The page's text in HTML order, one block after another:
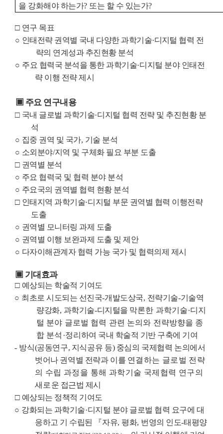
을 강화해야 하는가? 또는 할 수 있는가?
□ 연구 목표
○ 인태전략 권역별 국내 다양한 과학기술·디지털 협력 전
략의 연계성과 추진현황 분석
○ 주요 협력국 분석을 통한 과학기술·디지털 분야 인태전
략 이행 전략 제시
▣ 주요 연구내용
□ 국내 글로벌 과학기술·디지털 협력 전략 및 추진현황 분
석
○ 집중 권역 및 국가, 기술 분석
○ 소외분야/지역 및 구체화 필요 부분 도출
□ 권역별 분석
○ 주요 협력국 및 협력 분야 분석
○ 주요국의 권역별 협력 현황 분석
□ 인태지역 과학기술·디지털 부문 권역별 협력 이행전략
도출
○ 권역별 모니터링 과제 도출
○ 권역별 이행 보완과제 도출 및 제안
○ 다자이해관계자 협력 가능 국가 및 협력의제 제시
▣ 기대효과
□ 예상되는 학술적 기여도
○ 최초로 시도되는 선진국-개발도상국, 전략기술-기술역
량강화, 과학기술-디지털을 막론한 과학기술·디지
털 분야 글로벌 협력 관련 논의와 전략방향을 종
합 분석 ·정리 하여 국내 학술적 기반 구축에 기여
- 방식(공동연구, 지식공유 등) 중심의 국제협력 논의에서
벗어나 권역별 전략과 이를 연결하는 글로벌 전략
의 수립 과정을 통해 과학기술 국제협력 연구의
새로 운 접근법 제시
□ 예상되는 정책적 기여도
○ 강화되는 과학기술·디지털 분야 글로벌 협력 요구에 대
응하고 기 수립된
『자유, 평화, 번영의 인도-태평양